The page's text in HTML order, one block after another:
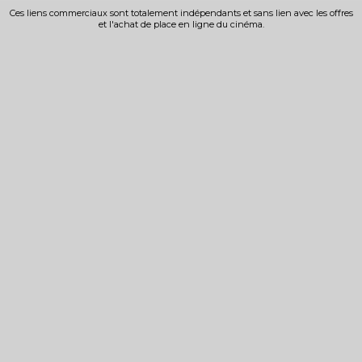
Ces liens commerciaux sont totalement indépendants et sans lien avec les offres
et l'achat de place en ligne du cinéma.